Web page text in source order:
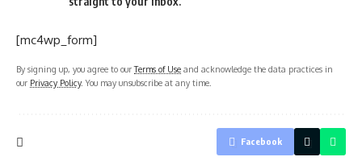
[mc4wp_form]
By signing up, you agree to ourTerms of Use and acknowledge the data practices in
our Privacy Policy. You may unsubscribe at any time.
Facebook